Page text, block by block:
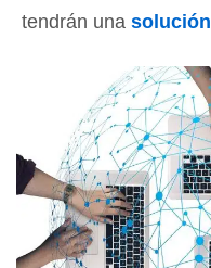
tendrán una solución